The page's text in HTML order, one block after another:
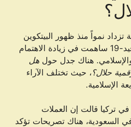
تزداد نمواً منذ ظهور البيتكوين
في 2009. جائحة كوفيد-19 ساهمت في زيادة الاهتمام
والإسلامي. هناك جدل حول هل
حلال؟ ، حيث تختلف الآراء
الإسلامية.
في تركيا قالت إن العملات
في السعودية، هناك تصريحات تؤكد